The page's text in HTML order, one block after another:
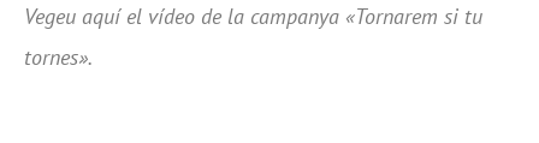
Vegeu aquí el vídeo de la campanya «Tornarem si tu
tornes».